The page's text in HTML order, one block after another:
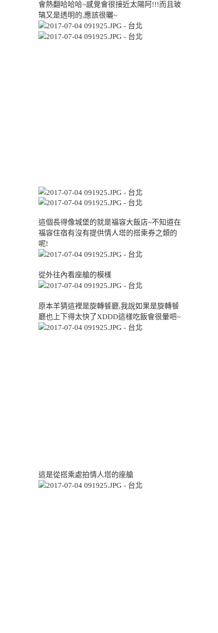
會熱翻哈哈哈~感覺會很接近太陽阿!!!而且玻
璃又是透明的,應該很曬~
這個長得像城堡的就是福容大飯店~不知道在
福容住宿有沒有提供情人塔的搭乘券之類的
呢!
從外往內看座艙的模樣
原本羊猜這裡是旋轉餐廳,我說如果是旋轉餐
廳也上下得太快了XDDD這樣吃飯會很暈吧~
這是從搭乘處拍情人塔的座艙